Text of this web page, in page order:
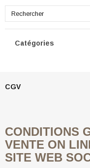
Catégories
CGV
CONDITIONS
VENTE ON
SITE WEB